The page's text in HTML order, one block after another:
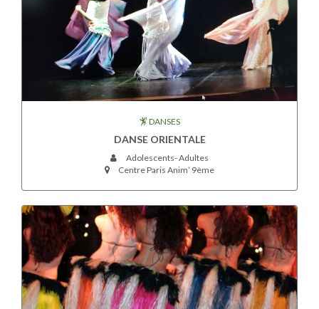
DANSES
DANSE ORIENTALE
Adolescents- Adultes
Centre Paris Anim’ 9ème